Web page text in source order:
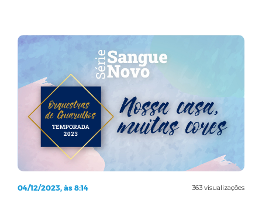
363 visualizações
04/12/2023, às 8:14